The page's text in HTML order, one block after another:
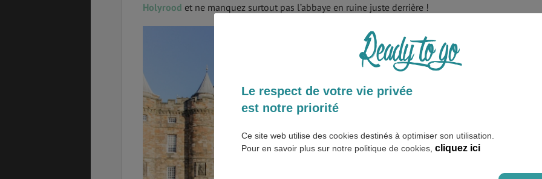
Holyrood et ne manquez surtout pas l’abbaye en ruine juste derrière !
Le respect de votre vie privée
est notre priorité
Ce site web utilise des cookies destinés à optimiser son utilisation.
Pour en savoir plus sur notre politique de cookies, cliquez ici